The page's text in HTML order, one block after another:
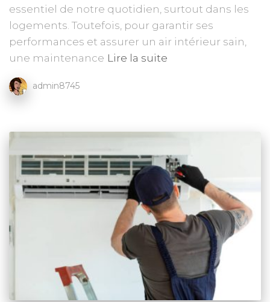
essentiel de notre quotidien, surtout dans les
logements. Toutefois, pour garantir ses
performances et assurer un air intérieur sain,
une maintenance Lire la suite
admin8745